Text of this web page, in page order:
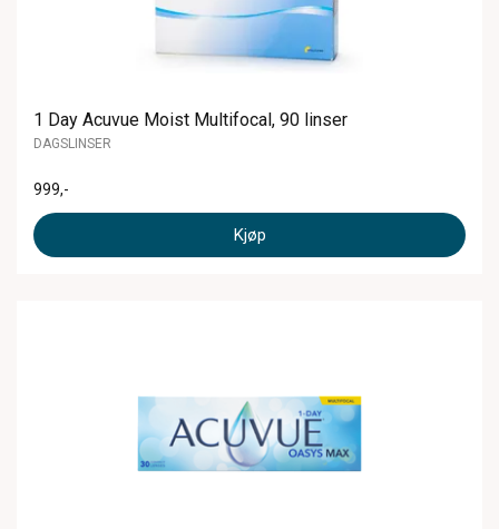
1 Day Acuvue Moist Multifocal, 90 linser
DAGSLINSER
999,-
Kjøp